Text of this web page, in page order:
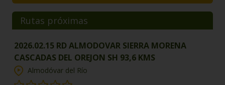
Rutas próximas
2026.02.15 RD ALMODOVAR SIERRA MORENA
CASCADAS DEL OREJON SH 93,6 KMS
Almodóvar del Río